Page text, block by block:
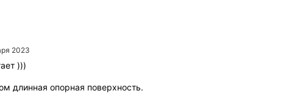
2023
)))
длинная опорная поверхность.